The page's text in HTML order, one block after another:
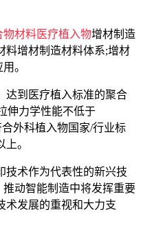
物材料医疗植入物增材制造
料增材制造材料体系;增材
。
达到医疗植入标准的聚合
伸力学性能不低于
外科植入物国家/行业标
。
技术作为代表性的新兴技
动智能制造中将发挥重要
术发展的重视和大力支